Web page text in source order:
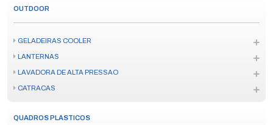
OUTDOOR
GELADEIRAS COOLER
LANTERNAS
LAVADORA DE ALTA PRESSAO
CATRACAS
QUADROS PLASTICOS